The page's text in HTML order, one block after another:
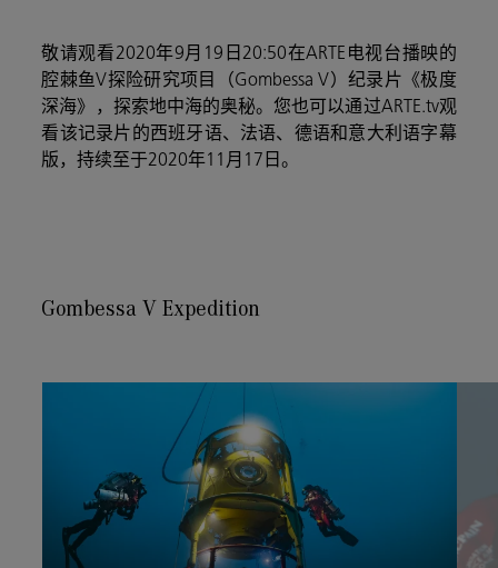
敬请观看2020年9月 19 日20:50在ARTE 电视台播映的
腔棘鱼V探险研究项目（Gombessa V）纪录片《极度
深海》，探索地中海的奥秘。您也可以通过ARTE.tv观
看该记录片的西班牙语、法语、德语和意大利语字幕
版，持续至于2020年11 月 17 日。
Gombessa V Expedition